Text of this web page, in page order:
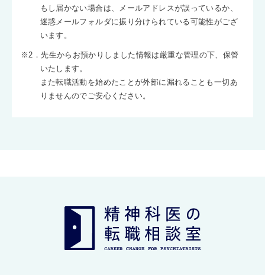
もし届かない場合は、メールアドレスが誤っているか、
迷惑メールフォルダに振り分けられている可能性がござ
います。
※2．先生からお預かりしました情報は厳重な管理の下、保管
いたします。
また転職活動を始めたことが外部に漏れることも一切あ
りませんのでご安心ください。